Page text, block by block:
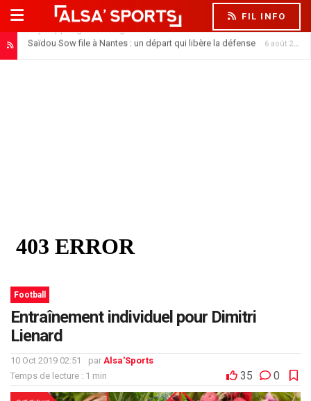
FIL INFO
Saïdou Sow file à Nantes : un départ qui libère la défense 6 août 2026
Football
Entraînement individuel pour Dimitri
Lienard
10 Oct 2019 02:51 par Alsa'Sports
Temps de lecture : 1 min
35 0